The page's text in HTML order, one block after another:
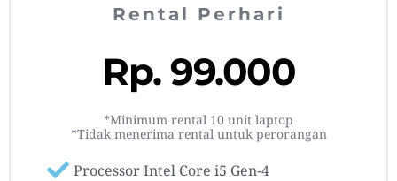
Rental Perhari
Rp. 99.000
*Minimum rental 10 unit laptop
*Tidak menerima rental untuk perorangan
Processor Intel Core i5 Gen-4